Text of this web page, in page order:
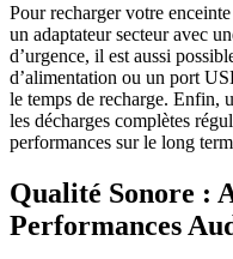
Pour recharger votre
un adaptateur secteur avec
d’urgence, il est aussi
d’alimentation ou un port
le temps de recharge. Enfin,
les décharges complètes
performances sur le long
Qualité Sonore :
Performances